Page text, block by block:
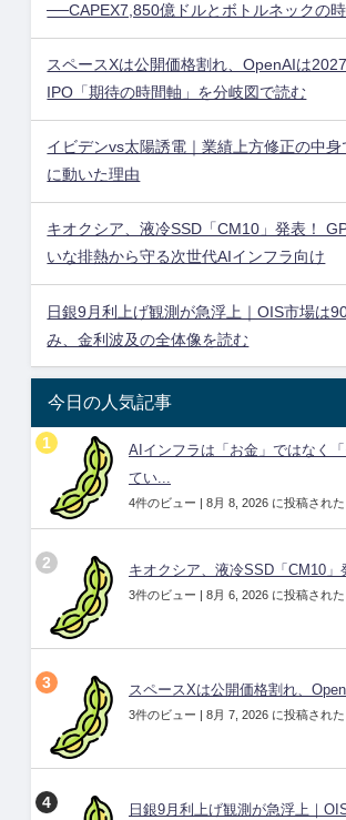
──CAPEX7,850億ドルとボトルネックの
スペースXは公開価格割れ、OpenAIは
IPO「期待の時間軸」を分岐図で読む
イビデンvs太陽誘電｜業績上方修正の中身
に動いた理由
キオクシア、液冷SSD「CM10」発表！
いな排熱から守る次世代AIインフラ向け
日銀9月利上げ観測が急浮上｜OIS市場は
み、金利波及の全体像を読む
今日の人気記事
AIインフラは「お金」ではなく
てい...
4件のビュー | 8月 8, 2026 に投稿された
キオクシア、液冷SSD「CM10」
3件のビュー | 8月 6, 2026 に投稿された
スペースXは公開価格割れ、
3件のビュー | 8月 7, 2026 に投稿された
日銀9月利上げ観測が急浮上｜